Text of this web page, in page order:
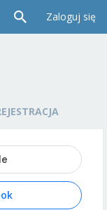
Zaloguj się